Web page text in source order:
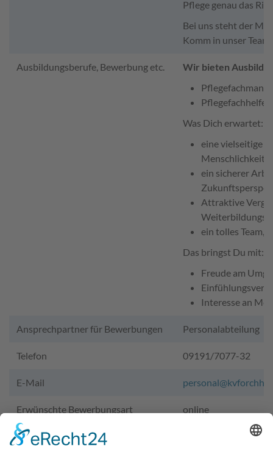
Pflege genau das
Bei uns steht der
Komm in unser
Ausbildungsberufe, Bewerbung etc.
Wir bieten
Was Dich erwartet:
eine vielseitige
Menschlichkeit
ein sicherer
Attraktive
ein tolles Team,
Das bringst Du mit:
Freude am
Interesse an
Ansprechpartner für Bewerbungen Personalabteilung
Telefon 09191/7077-32
E-Mail
Erwünschte Bewerbungsart online